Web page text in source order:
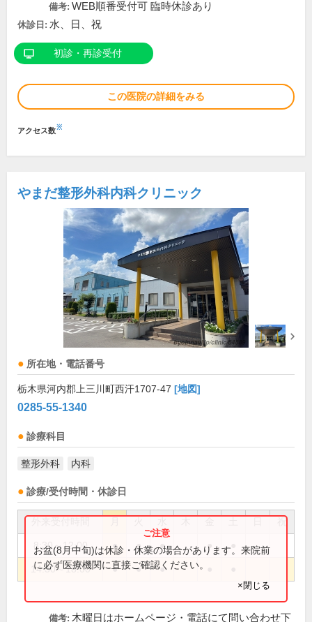
備考: WEB順番受付可 臨時休診あり
休診日: 水、日、祝
初診・再診受付
この医院の詳細をみる
アクセス数※
やまだ整形外科内科クリニック
所在地・電話番号
栃木県河内郡上三川町西汗1707-47 [地図]
0285-55-1340
診療科目
整形外科 内科
診療/受付時間・休診日
祝
8:30～12:00 ● ● ● ●
14:30～18:00 ● ● ●
お盆(8月中旬)は休診・休業の場合があります。来院前
に必ず医療機関に直接ご確認ください。
×閉じる
備考: 木曜日はホームページ・電話にて問い合わせ下